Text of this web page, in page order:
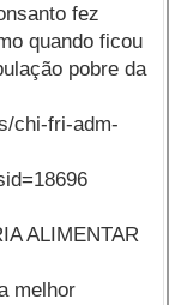
fez
quando ficou
pobre da
chi-fri-adm-
ALIMENTAR
melhor